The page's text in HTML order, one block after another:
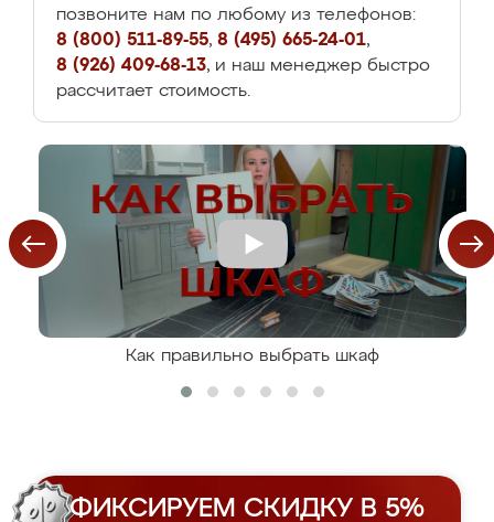
позвоните нам по любому из телефонов:
8 (800) 511-89-55, 8 (495) 665-24-01,
8 (926) 409-68-13, и наш менеджер быстро
рассчитает стоимость.
Как правильно выбрать шкаф
ФИКСИРУЕМ СКИДКУ В 5%